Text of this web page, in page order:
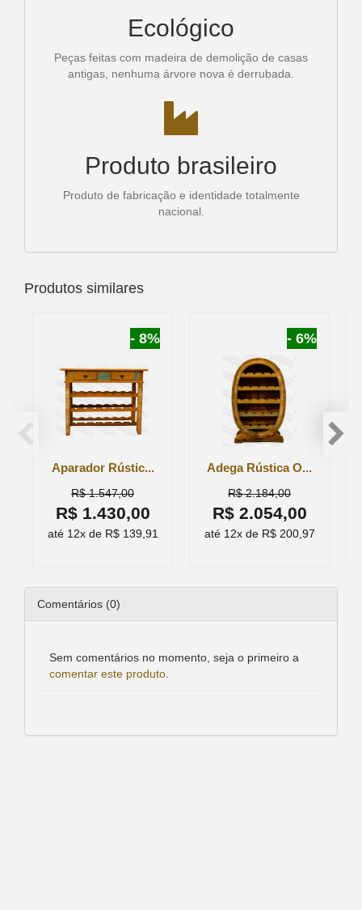
Ecológico
Peças feitas com madeira de demolição de casas
antigas, nenhuma árvore nova é derrubada.
Produto brasileiro
Produto de fabricação e identidade totalmente
nacional.
Produtos similares
- 8%
Aparador Rústic...
R$ 1.547,00
R$ 1.430,00
até 12x de R$ 139,91
- 6%
Adega Rústica O...
R$ 2.184,00
R$ 2.054,00
até 12x de R$ 200,97
Comentários (0)
Sem comentários no momento, seja o primeiro a
comentar este produto